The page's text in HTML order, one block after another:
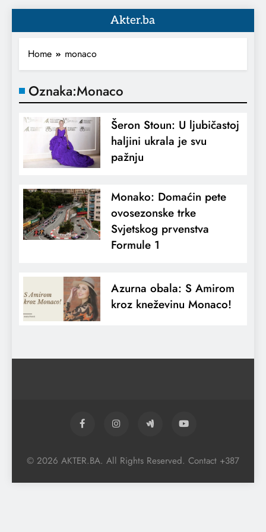
Akter.ba
Home monaco
Oznaka:Monaco
Šeron Stoun: U ljubičastoj
haljini ukrala je svu
pažnju
Monako: Domaćin pete
ovosezonske trke
Svjetskog prvenstva
Formule 1
Azurna obala: S Amirom
kroz kneževinu Monaco!
© 2026 AKTER.BA. All Rights Reserved. Contact +387